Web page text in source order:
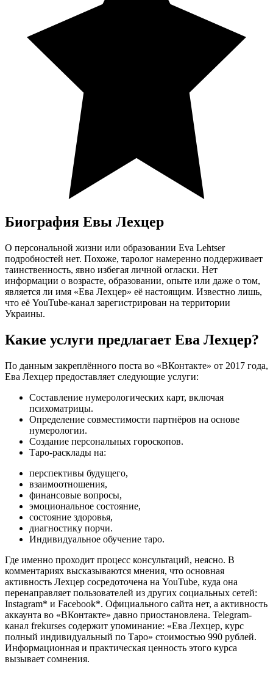
Биография Евы Лехцер
О персональной жизни или образовании Eva Lehtser
подробностей нет. Похоже, таролог намеренно поддерживает
таинственность, явно избегая личной огласки. Нет
информации о возрасте, образовании, опыте или даже о том,
является ли имя «Ева Лехцер» её настоящим. Известно лишь,
что её YouTube-канал зарегистрирован на территории
Украины.
Какие услуги предлагает Ева Лехцер?
По данным закреплённого поста во «ВКонтакте» от 2017 года,
Ева Лехцер предоставляет следующие услуги:
Составление нумерологических карт, включая
психоматрицы.
Определение совместимости партнёров на основе
нумерологии.
Создание персональных гороскопов.
Таро-расклады на:
перспективы будущего,
взаимоотношения,
финансовые вопросы,
эмоциональное состояние,
состояние здоровья,
диагностику порчи.
Индивидуальное обучение таро.
Где именно проходит процесс консультаций, неясно. В
комментариях высказываются мнения, что основная
активность Лехцер сосредоточена на YouTube, куда она
перенаправляет пользователей из других социальных сетей:
Instagram* и Facebook*. Официального сайта нет, а активность
аккаунта во «ВКонтакте» давно приостановлена. Telegram-
канал frekurses содержит упоминание: «Ева Лехцер, курс
полный индивидуальный по Таро» стоимостью 990 рублей.
Информационная и практическая ценность этого курса
вызывает сомнения.